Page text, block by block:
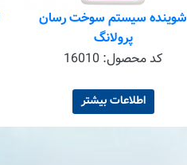
شوینده سیستم سوخت رسان
پرولانگ
کد محصول: 16010
اطلاعات بیشتر